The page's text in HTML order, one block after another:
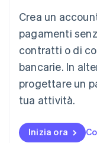
Crea un
pagamenti
contratti o di
bancarie. In
progettare un
tua attività.
Inizia ora
Lussemburgo
Deutsch
Malaysia
English 简体中文
Malta
Messico
EspañolEnglish
English
Nuova Zelanda